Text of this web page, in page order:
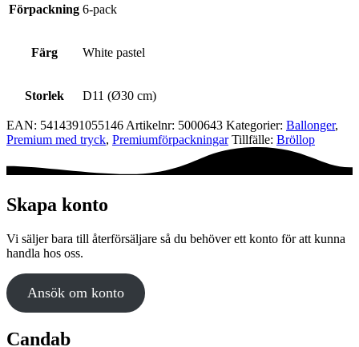
Förpackning 6-pack
Färg White pastel
Storlek D11 (Ø30 cm)
EAN: 5414391055146 Artikelnr: 5000643 Kategorier: Ballonger,
Premium med tryck, Premium­förpackningar Tillfälle: Bröllop
Skapa konto
Vi säljer bara till återförsäljare så du behöver ett konto för att kunna
handla hos oss.
Ansök om konto
Candab